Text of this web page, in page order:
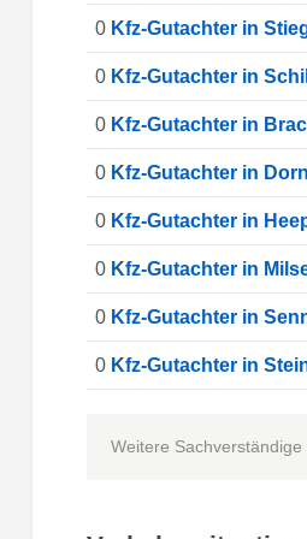
0 Kfz-Gutachter in
0 Kfz-Gutachter in
0 Kfz-Gutachter in
0 Kfz-Gutachter in
0 Kfz-Gutachter in
0 Kfz-Gutachter in
0 Kfz-Gutachter in
0 Kfz-Gutachter in
Weitere